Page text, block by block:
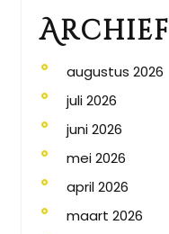
Archief
augustus 2026
juli 2026
juni 2026
mei 2026
april 2026
maart 2026